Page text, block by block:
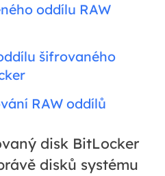
oddílu RAW
šifrovaného
RAW oddílů
disk BitLocker
disků systému